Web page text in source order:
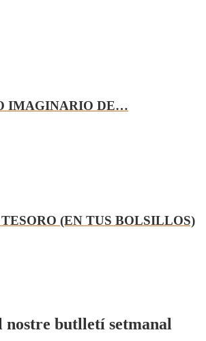
IMAGINARIO DE…
(EN TUS BOLSILLOS)
nostre butlletí setmanal